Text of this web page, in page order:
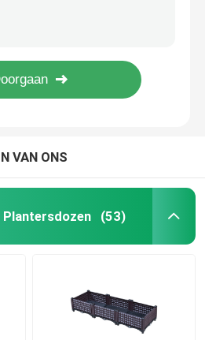
op Benen
plantersdoos
VAN ONS
Plantersdozen (53)